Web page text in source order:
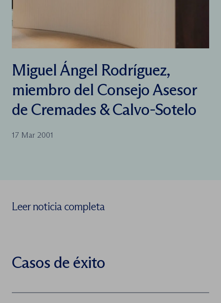
Miguel Ángel Rodríguez,
miembro del Consejo Asesor
de Cremades & Calvo-Sotelo
17 Mar 2001
Leer noticia completa
Casos de éxito